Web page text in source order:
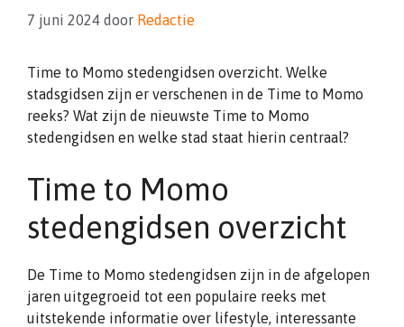
7 juni 2024 door Redactie
Time to Momo stedengidsen overzicht. Welke
stadsgidsen zijn er verschenen in de Time to Momo
reeks? Wat zijn de nieuwste Time to Momo
stedengidsen en welke stad staat hierin centraal?
Time to Momo
stedengidsen overzicht
De Time to Momo stedengidsen zijn in de afgelopen
jaren uitgegroeid tot een populaire reeks met
uitstekende informatie over lifestyle, interessante